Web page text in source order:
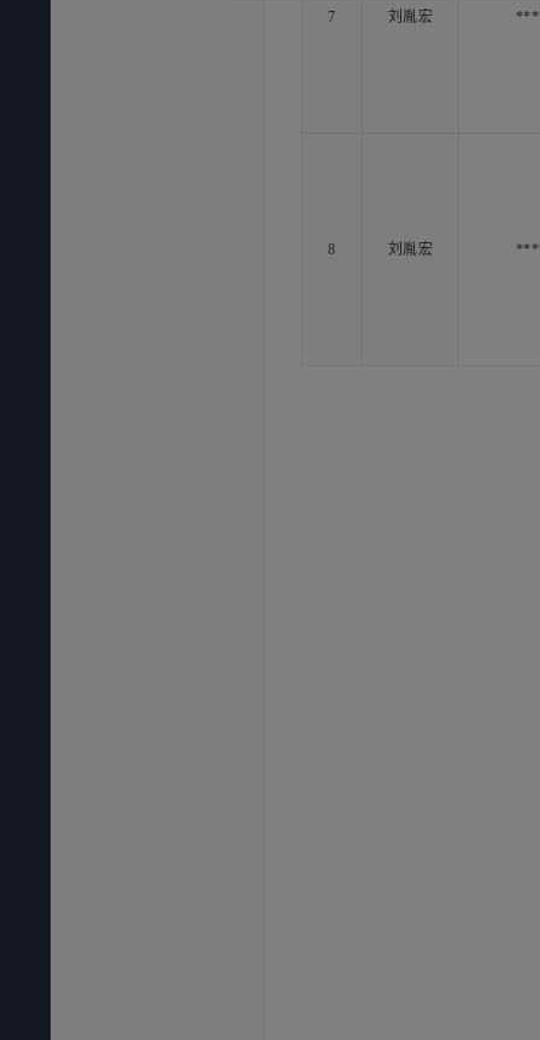
7 刘胤宏
8 刘胤宏